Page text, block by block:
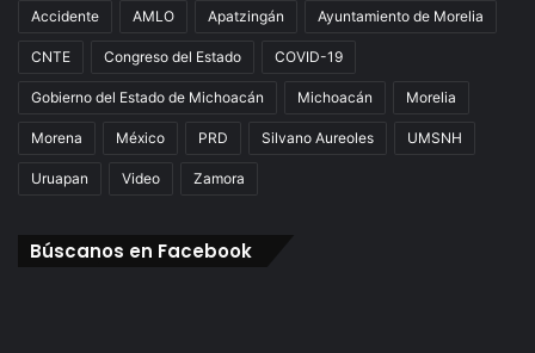
Accidente AMLO Apatzingán Ayuntamiento de Morelia
CNTE Congreso del Estado COVID-19
Gobierno del Estado de Michoacán Michoacán Morelia
Morena México PRD Silvano Aureoles UMSNH
Uruapan Video Zamora
Búscanos en Facebook